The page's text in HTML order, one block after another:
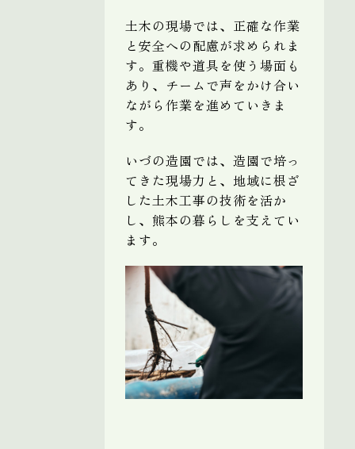
土木の現場では、正確な作業
と安全への配慮が求められま
す。重機や道具を使う場面も
あり、チームで声をかけ合い
ながら作業を進めていきま
す。
いづの造園では、造園で培っ
てきた現場力と、地域に根ざ
した土木工事の技術を活か
し、熊本の暮らしを支えてい
ます。